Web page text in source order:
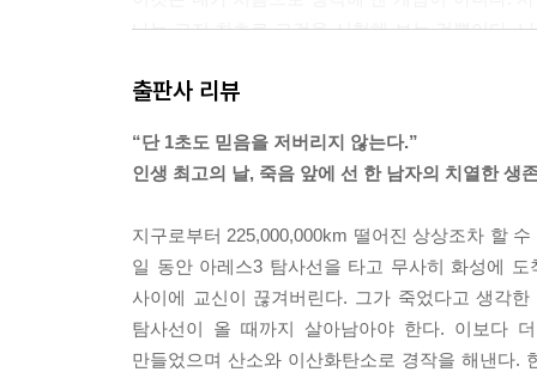
나는 그저 최초로 그것을 시험해 보는 것뿐이다.
기 위해 필요한 것은 칼로리이다. 어떤 종류든 상
방미터를 막사 안으로 들여와야 한다는 얘기다.
질 듯 아플 것이다. 하지만 결국 모든 것이 계획대
--- p.27
더러운 화학 같으니라고! 그러니까 지금 공기 중
게… 그냥 놀고 있다. 불똥 하나만 튀면 ‘펑!’ 하고
출판사 리뷰
“단 1초도 믿음을 저버리지 않는다.”
인생 최고의 날, 죽음 앞에 선 한 남자의 치열한 생
지구로부터 225,000,000km 떨어진 상상조차 할
일 동안 아레스3 탐사선을 타고 무사히 화성에
사이에 교신이 끊겨버린다. 그가 죽었다고 생각
탐사선이 올 때까지 살아남아야 한다. 이보다
만들었으며 산소와 이산화탄소로 경작을 해낸다.